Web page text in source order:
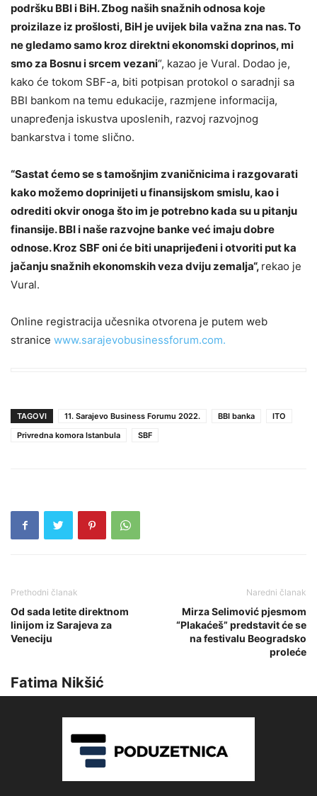
podršku BBI i BiH. Zbog naših snažnih odnosa koje
proizilaze iz prošlosti, BiH je uvijek bila važna zna nas. To
ne gledamo samo kroz direktni ekonomski doprinos, mi
smo za Bosnu i srcem vezani“, kazao je Vural. Dodao je,
kako će tokom SBF-a, biti potpisan protokol o saradnji sa
BBI bankom na temu edukacije, razmjene informacija,
unapređenja iskustva uposlenih, razvoj razvojnog
bankarstva i tome slično.
“Sastat ćemo se s tamošnjim zvaničnicima i razgovarati
kako možemo doprinijeti u finansijskom smislu, kao i
odrediti okvir onoga što im je potrebno kada su u pitanju
finansije. BBI i naše razvojne banke već imaju dobre
odnose. Kroz SBF oni će biti unaprijeđeni i otvoriti put ka
jačanju snažnih ekonomskih veza dviju zemalja“, rekao je
Vural.
Online registracija učesnika otvorena je putem web
stranice www.sarajevobusinessforum.com.
TAGOVI 11. Sarajevo Business Forumu 2022. BBI banka
ITO
Privredna komora Istanbula
SBF
Prethodni članak
Od sada letite direktnom
linijom iz Sarajeva za
Veneciju
Naredni članak
Mirza Selimović pjesmom
“Plakaćeš” predstavit će se
na festivalu Beogradsko
proleće
Fatima Nikšić